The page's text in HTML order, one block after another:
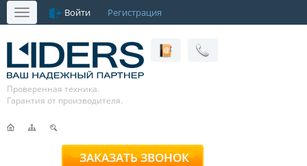
Меню Войти Регистрация
Проверенная техника.
Гарантия от производителя.
ЗАКАЗАТЬ ЗВОНОК